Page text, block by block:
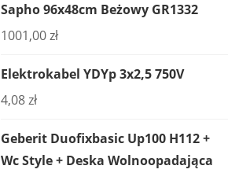
Sapho 96x48cm Beżowy GR1332
1001,00zł
Elektrokabel YDYp 3x2,5 750V
4,08zł
Geberit Duofixbasic Up100 H112 +
Wc Style + Deska Wolnoopadająca